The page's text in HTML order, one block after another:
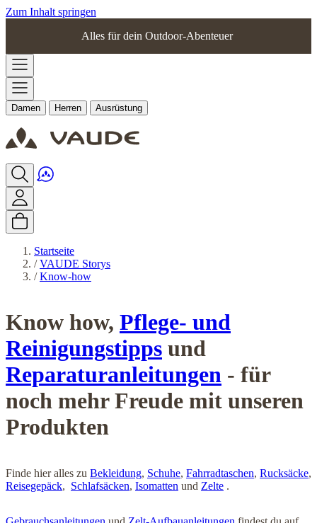
Zum Inhalt springen
Alles für dein Outdoor-Abenteuer
Damen Herren Ausrüstung
Startseite
/ VAUDE Storys
/ Know-how
Know how, Pflege- und
Reinigungstipps und
Reparaturanleitungen - für
noch mehr Freude mit unseren
Produkten
Finde hier alles zu Bekleidung, Schuhe, Fahrradtaschen, Rucksäcke,
Reisegepäck, Schlafsäcken, Isomatten und Zelte .